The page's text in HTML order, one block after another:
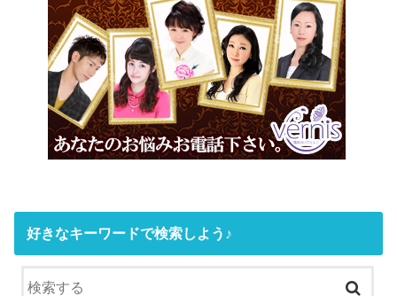
好きなキーワードで検索しよう♪